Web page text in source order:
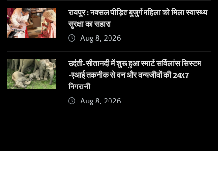
रायपुर : नक्सल पीड़ित बुजुर्ग महिला को मिला स्वास्थ्य
सुरक्षा का सहारा
Aug 8, 2026
उदंती-सीतानदी में शुरू हुआ स्मार्ट सर्विलांस सिस्टम
-एआई तकनीक से वन और वन्यजीवों की 24X7
निगरानी
Aug 8, 2026